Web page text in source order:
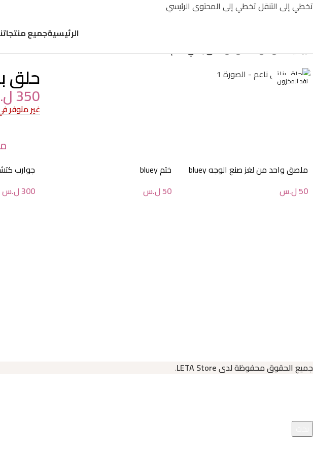
تخطي إلى التنقلتخطي إلى المحتوى الرئيسي
الرئيسيةجميع
الرئيسية/أقل من 500 ل.س /حلق بناتي ناعم
نفد المخزون حلق
350
غير متوفر
ملصق واحد من لغز صنع الوجه bluey
50ل.س
ختم bluey
50ل.س
جوارب
300ل.س
جميع الحقوق محفوظة لدى LETA Store .